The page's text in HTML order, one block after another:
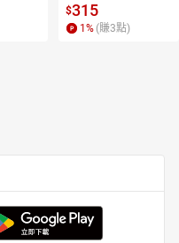
$315
1 % (賺3點)